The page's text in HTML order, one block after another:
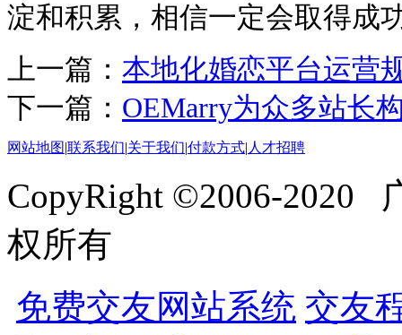
淀和积累，相信一定会取得成
上一篇： 本地化婚恋平台运营
下一篇： OEMarry为众多站长
网站地图|联系我们|关于我们|付款方式| 人才招聘
CopyRight ©2006-2020
权所有
免费交友网站系统 交友